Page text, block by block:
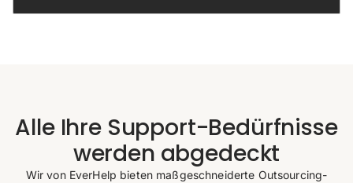
Alle Ihre Support-Bedürfnisse
werden abgedeckt
Wir von EverHelp bieten maßgeschneiderte Outsourcing-